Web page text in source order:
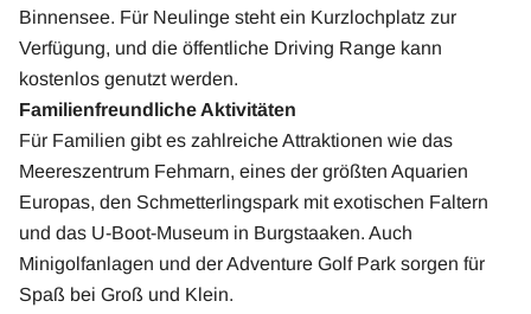
Binnensee. Für Neulinge steht ein Kurzlochplatz zur
Verfügung, und die öffentliche Driving Range kann
kostenlos genutzt werden.
Familienfreundliche Aktivitäten
Für Familien gibt es zahlreiche Attraktionen wie das
Meereszentrum Fehmarn, eines der größten Aquarien
Europas, den Schmetterlingspark mit exotischen Faltern
und das U-Boot-Museum in Burgstaaken. Auch
Minigolfanlagen und der Adventure Golf Park sorgen für
Spaß bei Groß und Klein.